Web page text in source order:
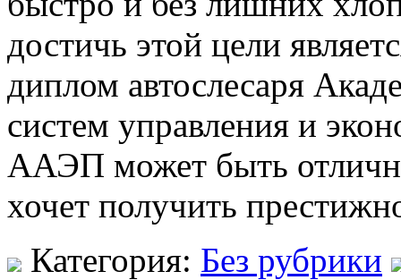
достичь этой цели
диплом автослесаря
систем управления и
ААЭП может быть
хочет получить
Категория: Без рубрики